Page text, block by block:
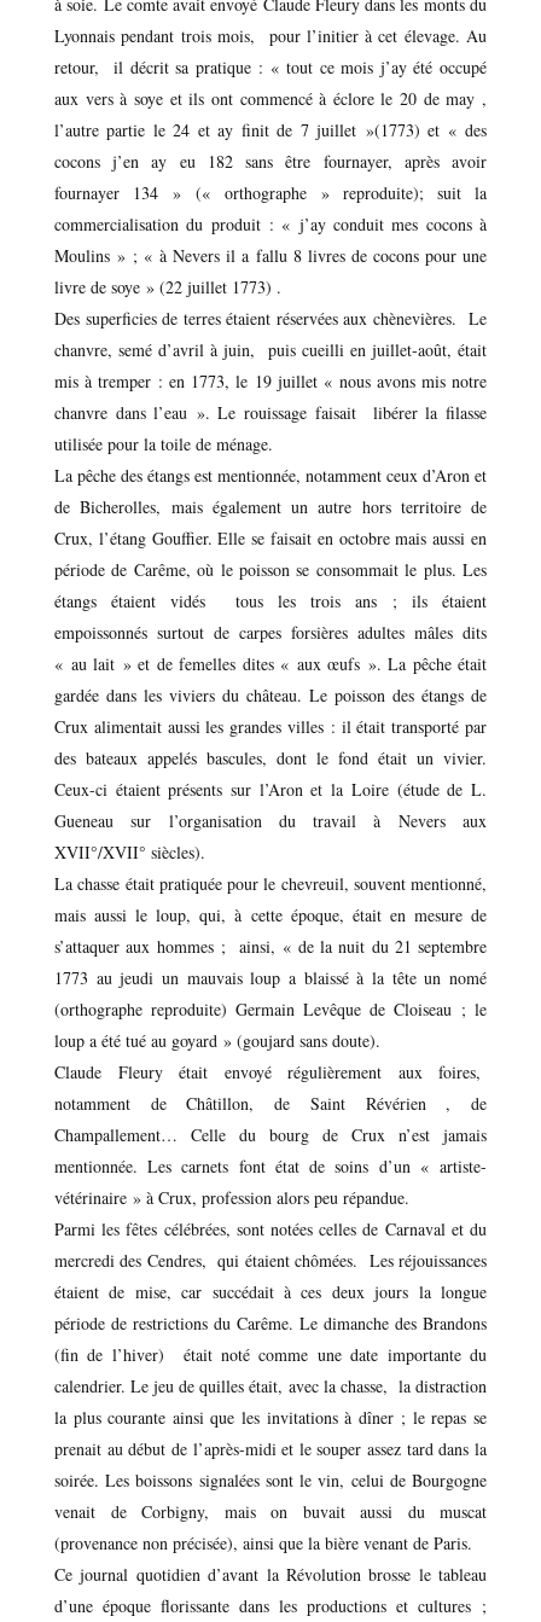
Lyonnais pendant trois mois, pour l’initier à cet élevage. Au
retour, il décrit sa pratique : « tout ce mois j’ay été occupé
aux vers à soye et ils ont commencé à éclore le 20 de may ,
l’autre partie le 24 et ay finit de 7 juillet »(1773) et « des
cocons j’en ay eu 182 sans être fournayer, après avoir
fournayer 134 » (« orthographe » reproduite); suit la
commercialisation du produit : « j’ay conduit mes cocons à
Moulins » ; « à Nevers il a fallu 8 livres de cocons pour une
livre de soye » (22 juillet 1773) .
Des superficies de terres étaient réservées aux chènevières. Le
chanvre, semé d’avril à juin, puis cueilli en juillet-août, était
mis à tremper : en 1773, le 19 juillet « nous avons mis notre
chanvre dans l’eau ». Le rouissage faisait libérer la filasse
utilisée pour la toile de ménage.
La pêche des étangs est mentionnée, notamment ceux d’Aron et
de Bicherolles, mais également un autre hors territoire de
Crux, l’étang Gouffier. Elle se faisait en octobre mais aussi en
période de Carême, où le poisson se consommait le plus. Les
étangs étaient vidés tous les trois ans ; ils étaient
empoissonnés surtout de carpes forsières adultes mâles dits
« au lait » et de femelles dites « aux œufs ». La pêche était
gardée dans les viviers du château. Le poisson des étangs de
Crux alimentait aussi les grandes villes : il était transporté par
des bateaux appelés bascules, dont le fond était un vivier.
Ceux-ci étaient présents sur l’Aron et la Loire (étude de L.
Gueneau sur l’organisation du travail à Nevers aux
XVII°/XVII° siècles).
La chasse était pratiquée pour le chevreuil, souvent mentionné,
mais aussi le loup, qui, à cette époque, était en mesure de
s’attaquer aux hommes ; ainsi, « de la nuit du 21 septembre
1773 au jeudi un mauvais loup a blaissé à la tête un nomé
(orthographe reproduite) Germain Levêque de Cloiseau ; le
loup a été tué au goyard » (goujard sans doute).
Claude Fleury était envoyé régulièrement aux foires,
notamment de Châtillon, de Saint Révérien , de
Champallement… Celle du bourg de Crux n’est jamais
mentionnée. Les carnets font état de soins d’un « artiste-
vétérinaire » à Crux, profession alors peu répandue.
Parmi les fêtes célébrées, sont notées celles de Carnaval et du
mercredi des Cendres, qui étaient chômées. Les réjouissances
étaient de mise, car succédait à ces deux jours la longue
période de restrictions du Carême. Le dimanche des Brandons
(fin de l’hiver) était noté comme une date importante du
calendrier. Le jeu de quilles était, avec la chasse, la distraction
la plus courante ainsi que les invitations à dîner ; le repas se
prenait au début de l’après-midi et le souper assez tard dans la
soirée. Les boissons signalées sont le vin, celui de Bourgogne
venait de Corbigny, mais on buvait aussi du muscat
(provenance non précisée), ainsi que la bière venant de Paris.
Ce journal quotidien d’avant la Révolution brosse le tableau
d’une époque florissante dans les productions et cultures ;